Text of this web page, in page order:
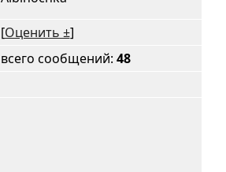
[Оценить ±]
всего сообщений: 48